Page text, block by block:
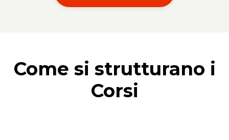
Come si strutturano i
Corsi